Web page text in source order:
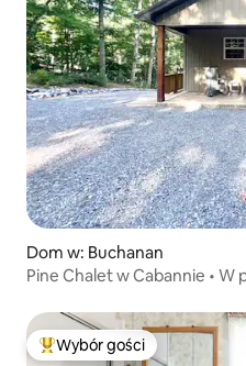
Dom w: Buchanan
Pine Chalet w Cabannie •
Najpopularniejsze z kategorii
Wybór gości